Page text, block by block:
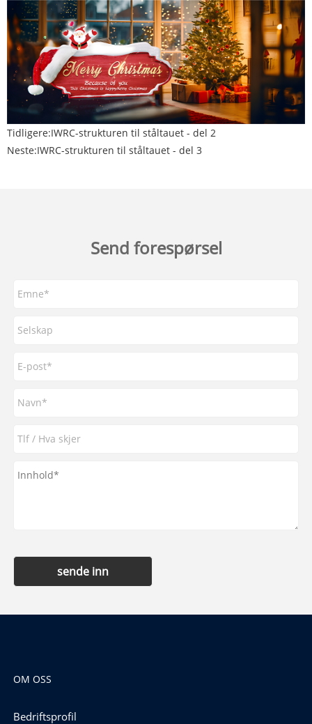
Tidligere:IWRC-strukturen til ståltauet - del 2
Neste:IWRC-strukturen til ståltauet - del 3
Send forespørsel
sende inn
OM OSS
Bedriftsprofil